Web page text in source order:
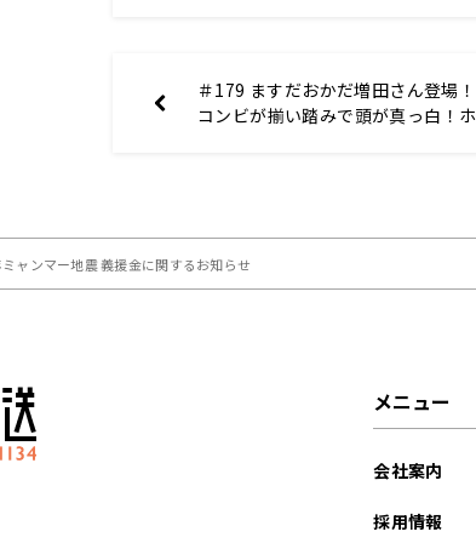
＃179 ますだおかだ増田さん登場！
コンビが揃い踏みで頭が真っ白！ホ
ャンマー地震 義援金に関するお知らせ
メニュー
会社案内
採用情報